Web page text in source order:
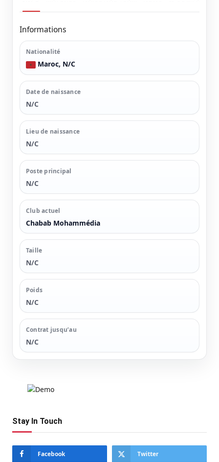
Informations
Nationalité
Maroc, N/C
Date de naissance
N/C
Lieu de naissance
N/C
Poste principal
N/C
Club actuel
Chabab Mohammédia
Taille
N/C
Poids
N/C
Contrat jusqu’au
N/C
Stay In Touch
Facebook Twitter